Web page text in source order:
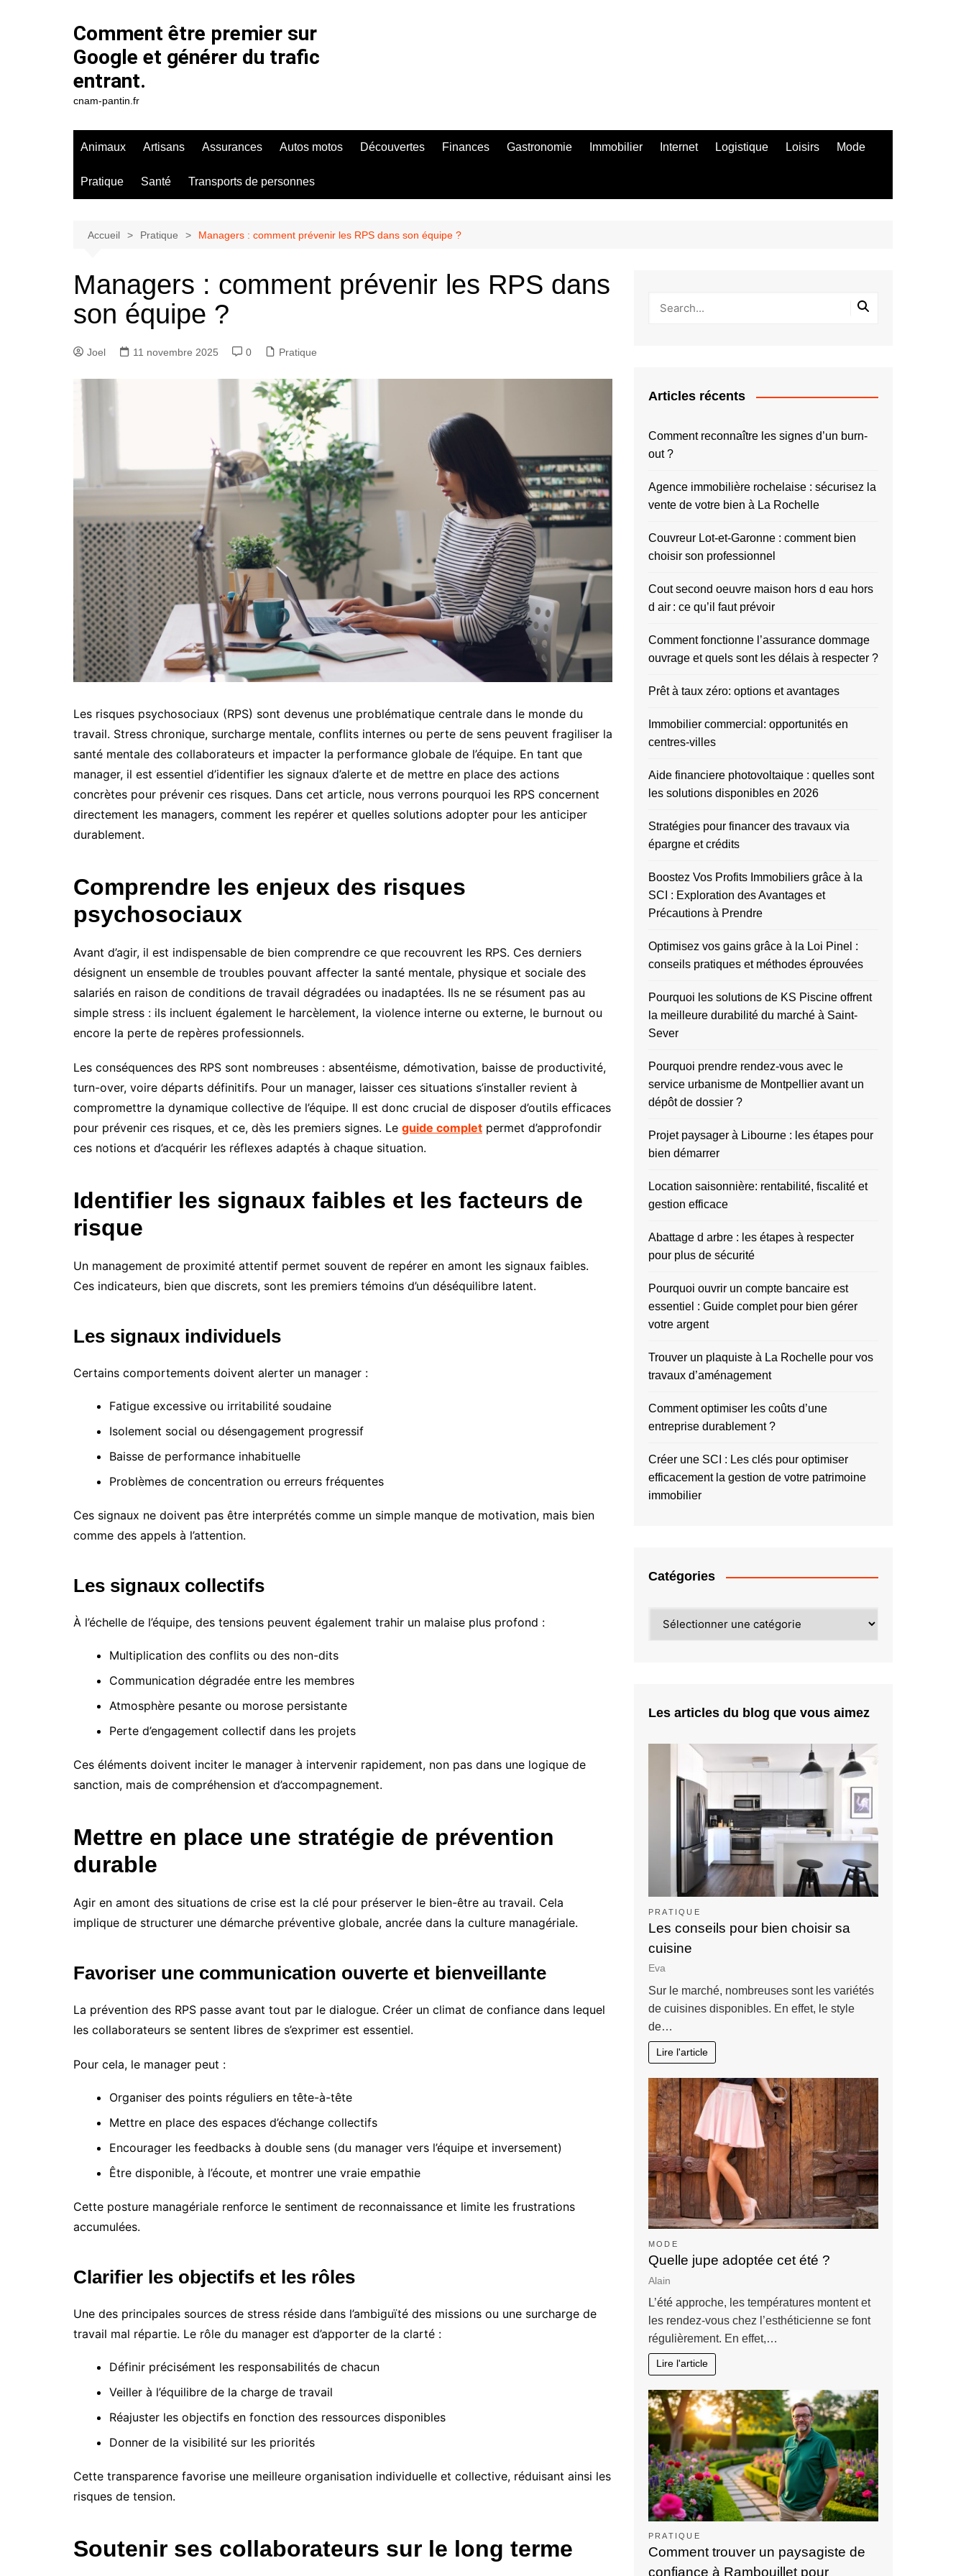
Comment être premier sur
Google et générer du trafic
entrant.
cnam-pantin.fr
Animaux Artisans Assurances Autos motos Découvertes Finances Gastronomie Immobilier Internet Logistique Loisirs Mode
Pratique Santé Transports de personnes
Accueil Pratique Managers : comment prévenir les RPS dans son équipe ?
Managers : comment prévenir les RPS dans
son équipe ?
Joel 11 novembre 2025 0 Pratique
Les risques psychosociaux (RPS) sont devenus une problématique centrale dans le monde du
travail. Stress chronique, surcharge mentale, conflits internes ou perte de sens peuvent fragiliser la
santé mentale des collaborateurs et impacter la performance globale de l’équipe. En tant que
manager, il est essentiel d’identifier les signaux d’alerte et de mettre en place des actions
concrètes pour prévenir ces risques. Dans cet article, nous verrons pourquoi les RPS concernent
directement les managers, comment les repérer et quelles solutions adopter pour les anticiper
durablement.
Comprendre les enjeux des risques
psychosociaux
Avant d’agir, il est indispensable de bien comprendre ce que recouvrent les RPS. Ces derniers
désignent un ensemble de troubles pouvant affecter la santé mentale, physique et sociale des
salariés en raison de conditions de travail dégradées ou inadaptées. Ils ne se résument pas au
simple stress : ils incluent également le harcèlement, la violence interne ou externe, le burnout ou
encore la perte de repères professionnels.
Les conséquences des RPS sont nombreuses : absentéisme, démotivation, baisse de productivité,
turn-over, voire départs définitifs. Pour un manager, laisser ces situations s’installer revient à
compromettre la dynamique collective de l’équipe. Il est donc crucial de disposer d’outils efficaces
pour prévenir ces risques, et ce, dès les premiers signes. Le guide complet permet d’approfondir
ces notions et d’acquérir les réflexes adaptés à chaque situation.
Identifier les signaux faibles et les facteurs de
risque
Un management de proximité attentif permet souvent de repérer en amont les signaux faibles.
Ces indicateurs, bien que discrets, sont les premiers témoins d’un déséquilibre latent.
Les signaux individuels
Certains comportements doivent alerter un manager :
Fatigue excessive ou irritabilité soudaine
Isolement social ou désengagement progressif
Baisse de performance inhabituelle
Problèmes de concentration ou erreurs fréquentes
Ces signaux ne doivent pas être interprétés comme un simple manque de motivation, mais bien
comme des appels à l’attention.
Les signaux collectifs
À l’échelle de l’équipe, des tensions peuvent également trahir un malaise plus profond :
Multiplication des conflits ou des non-dits
Communication dégradée entre les membres
Atmosphère pesante ou morose persistante
Perte d’engagement collectif dans les projets
Ces éléments doivent inciter le manager à intervenir rapidement, non pas dans une logique de
sanction, mais de compréhension et d’accompagnement.
Mettre en place une stratégie de prévention
durable
Agir en amont des situations de crise est la clé pour préserver le bien-être au travail. Cela
implique de structurer une démarche préventive globale, ancrée dans la culture managériale.
Favoriser une communication ouverte et bienveillante
La prévention des RPS passe avant tout par le dialogue. Créer un climat de confiance dans lequel
les collaborateurs se sentent libres de s’exprimer est essentiel.
Pour cela, le manager peut :
Organiser des points réguliers en tête-à-tête
Mettre en place des espaces d’échange collectifs
Encourager les feedbacks à double sens (du manager vers l’équipe et inversement)
Être disponible, à l’écoute, et montrer une vraie empathie
Cette posture managériale renforce le sentiment de reconnaissance et limite les frustrations
accumulées.
Clarifier les objectifs et les rôles
Une des principales sources de stress réside dans l’ambiguïté des missions ou une surcharge de
travail mal répartie. Le rôle du manager est d’apporter de la clarté :
Définir précisément les responsabilités de chacun
Veiller à l’équilibre de la charge de travail
Réajuster les objectifs en fonction des ressources disponibles
Donner de la visibilité sur les priorités
Cette transparence favorise une meilleure organisation individuelle et collective, réduisant ainsi les
risques de tension.
Soutenir ses collaborateurs sur le long terme
Articles récents
Comment reconnaître les signes d’un burn-
out ?
Agence immobilière rochelaise : sécurisez la
vente de votre bien à La Rochelle
Couvreur Lot-et-Garonne : comment bien
choisir son professionnel
Cout second oeuvre maison hors d eau hors
d air : ce qu’il faut prévoir
Comment fonctionne l’assurance dommage
ouvrage et quels sont les délais à respecter ?
Prêt à taux zéro: options et avantages
Immobilier commercial: opportunités en
centres-villes
Aide financiere photovoltaique : quelles sont
les solutions disponibles en 2026
Stratégies pour financer des travaux via
épargne et crédits
Boostez Vos Profits Immobiliers grâce à la
SCI : Exploration des Avantages et
Précautions à Prendre
Optimisez vos gains grâce à la Loi Pinel :
conseils pratiques et méthodes éprouvées
Pourquoi les solutions de KS Piscine offrent
la meilleure durabilité du marché à Saint-
Sever
Pourquoi prendre rendez-vous avec le
service urbanisme de Montpellier avant un
dépôt de dossier ?
Projet paysager à Libourne : les étapes pour
bien démarrer
Location saisonnière: rentabilité, fiscalité et
gestion efficace
Abattage d arbre : les étapes à respecter
pour plus de sécurité
Pourquoi ouvrir un compte bancaire est
essentiel : Guide complet pour bien gérer
votre argent
Trouver un plaquiste à La Rochelle pour vos
travaux d’aménagement
Comment optimiser les coûts d’une
entreprise durablement ?
Créer une SCI : Les clés pour optimiser
efficacement la gestion de votre patrimoine
immobilier
Catégories
Les articles du blog que vous aimez
PRATIQUE
Les conseils pour bien choisir sa
cuisine
Eva
Sur le marché, nombreuses sont les variétés
de cuisines disponibles. En effet, le style
de…
Lire l'article
MODE
Quelle jupe adoptée cet été ?
Alain
L’été approche, les températures montent et
les rendez-vous chez l’esthéticienne se font
régulièrement. En effet,…
Lire l'article
PRATIQUE
Comment trouver un paysagiste de
confiance à Rambouillet pour